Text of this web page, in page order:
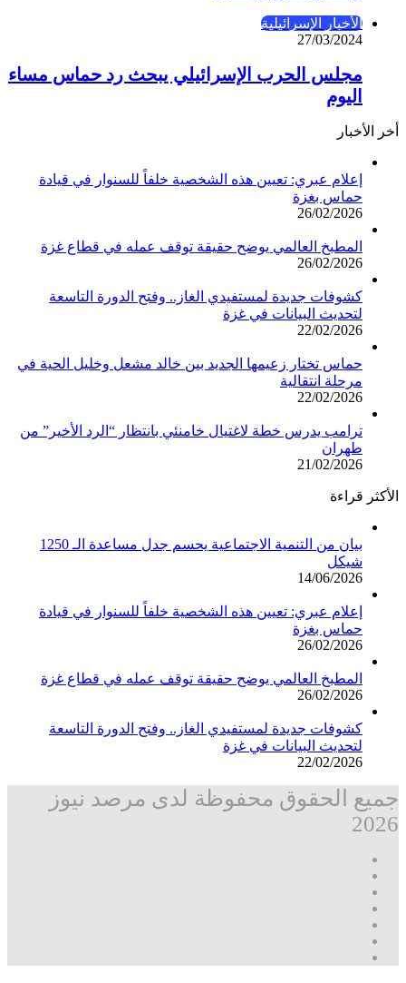
الأخبار الإسرائيلية
27/03/2024
مجلس الحرب الإسرائيلي يبحث رد حماس مساء
اليوم
أخر الأخبار
إعلام عبري: تعيين هذه الشخصية خلفاً للسنوار في قيادة
حماس بغزة
26/02/2026
المطبخ العالمي يوضح حقيقة توقف عمله في قطاع غزة
26/02/2026
كشوفات جديدة لمستفيدي الغاز.. وفتح الدورة التاسعة
لتحديث البيانات في غزة
22/02/2026
حماس تختار زعيمها الجديد بين خالد مشعل وخليل الحية في
مرحلة انتقالية
22/02/2026
ترامب يدرس خطة لاغتيال خامنئي بانتظار “الرد الأخير” من
طهران
21/02/2026
الأكثر قراءة
بيان من التنمية الاجتماعية يحسم جدل مساعدة الـ 1250
شيكل
14/06/2026
إعلام عبري: تعيين هذه الشخصية خلفاً للسنوار في قيادة
حماس بغزة
26/02/2026
المطبخ العالمي يوضح حقيقة توقف عمله في قطاع غزة
26/02/2026
كشوفات جديدة لمستفيدي الغاز.. وفتح الدورة التاسعة
لتحديث البيانات في غزة
22/02/2026
جميع الحقوق محفوظة لدى مرصد نيوز
2026